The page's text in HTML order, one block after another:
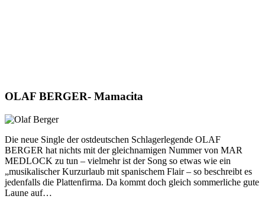
OLAF BERGER- Mamacita
Die neue Single der ostdeutschen Schlagerlegende OLAF
BERGER hat nichts mit der gleichnamigen Nummer von MAR
MEDLOCK zu tun – vielmehr ist der Song so etwas wie ein
„musikalischer Kurzurlaub mit spanischem Flair – so beschreibt es
jedenfalls die Plattenfirma. Da kommt doch gleich sommerliche gute
Laune auf…